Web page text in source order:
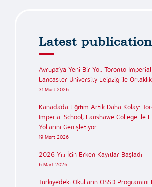
Latest
Avrupa’ya Yeni Bir Yol: Toronto
Lancaster University Leipzig ile
31 Mart 2026
Kanada’da Eğitim Artık Daha Kolay:
Imperial School, Fanshawe College ile
Yollarını Genişletiyor
19 Mart 2026
2026 Yılı İçin Erken Kayıtlar Başladı
6 Mart 2026
Türkiye’deki Okulların OSSD